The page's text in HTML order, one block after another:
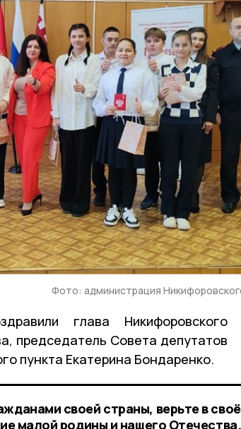
Фото: администрация
глава Никифоровского
председатель Совета депутатов
пункта Екатерина Бондаренко.
своей страны, верьте в своё
малой родины и нашего